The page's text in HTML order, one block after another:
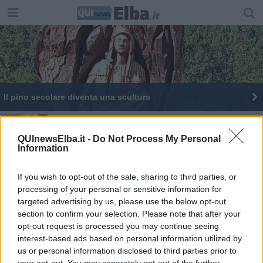
QUInewsElba.it - Do Not Process My Personal
Information
If you wish to opt-out of the sale, sharing to third parties, or
processing of your personal or sensitive information for
targeted advertising by us, please use the below opt-out
section to confirm your selection. Please note that after your
opt-out request is processed you may continue seeing
interest-based ads based on personal information utilized by
us or personal information disclosed to third parties prior to
Il pino secolare diventa una scultura
Il saluto di Don Arcadio ai campesi
Monserrato, racconti di storia al lume di candela
collina
Monserrato, la colonna del santuario è
pericolante
Fine settimana dedicato alla Madonna di
Monserrato
Madonna del Monserrato, fra preghiera e folklore il successo